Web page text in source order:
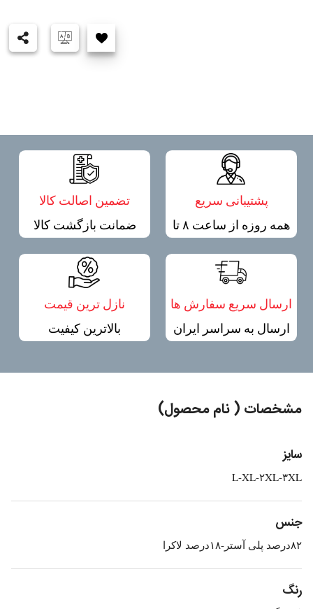
پشتیبانی سریع
همه روزه از ساعت ۸ تا
۲۰
تضمین اصالت کالا
ضمانت بازگشت کالا
ارسال سریع سفارش ها
ارسال به سراسر ایران
نازل ترین قیمت
بالاترین کیفیت
مشخصات ( نام محصول)
سایز
L-XL-۲XL-۳XL
جنس
۸۲درصد پلی آستر-۱۸درصد لاکرا
رنگ